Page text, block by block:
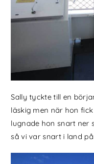
Sally tyckte till en
läskig men när hon
lugnade hon snart ner
så vi var snart i land